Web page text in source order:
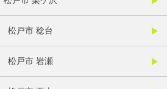
松戸市 稔台
松戸市 岩瀬